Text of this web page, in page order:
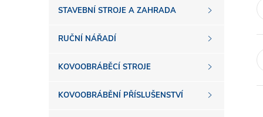
a
n
n
STAVEBNÍ STROJE A ZAHRADA
RUČNÍ NÁŘADÍ
KOVOOBRÁBĚCÍ STROJE
KOVOOBRÁBĚNÍ PŘÍSLUŠENSTVÍ